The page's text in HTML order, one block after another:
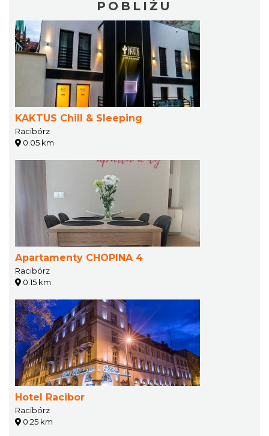
POBLIŻU
KAKTUS Chill & Sleeping
Racibórz
0.05 km
Apartamenty CHOPINA 4
Racibórz
0.15 km
Hotel Racibor
Racibórz
0.25 km